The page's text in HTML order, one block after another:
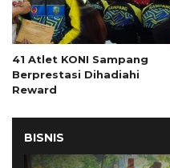
41 Atlet KONI Sampang
Berprestasi Dihadiahi
Reward
BISNIS